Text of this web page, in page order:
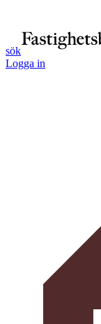
sök
Logga in